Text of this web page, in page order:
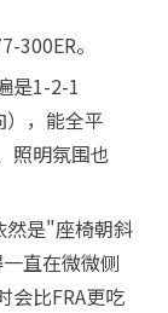
300ER。
是1-2-1
，能全平
照明氛围也
是"座椅朝斜
直在微微侧
会比FRA更吃